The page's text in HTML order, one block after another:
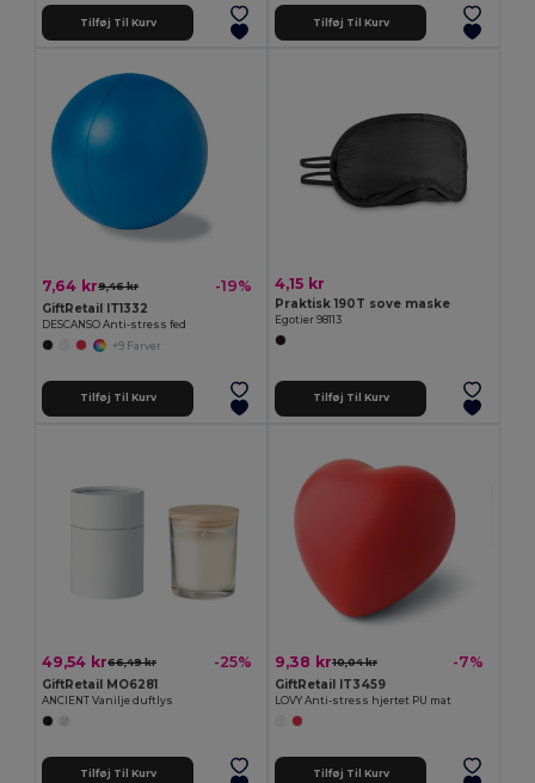
Tilføj Til Kurv Tilføj Til Kurv
7,64 kr9,46 kr -19%
GiftRetail IT1332
DESCANSO Anti-stress fed
+9 Farver
Tilføj Til Kurv
4,15 kr
Praktisk 190T sove maske
Egotier 98113
Tilføj Til Kurv
49,54 kr66,49 kr -25%
GiftRetail MO6281
ANCIENT Vanilje duftlys
Tilføj Til Kurv
9,38 kr10,04 kr -7%
GiftRetail IT3459
LOVY Anti-stress hjertet PU mat
Tilføj Til Kurv